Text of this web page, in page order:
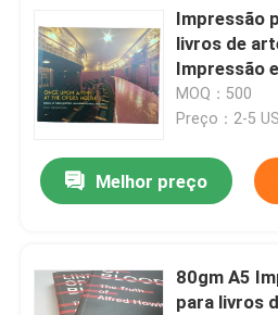
Impressão
livros de
Impressão
profissional
MOQ：500
Preço：2-5
Melhor preço
80gm A5
para livros